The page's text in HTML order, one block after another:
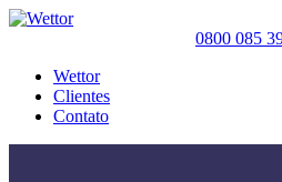
0800 085
Wettor
Clientes
Contato